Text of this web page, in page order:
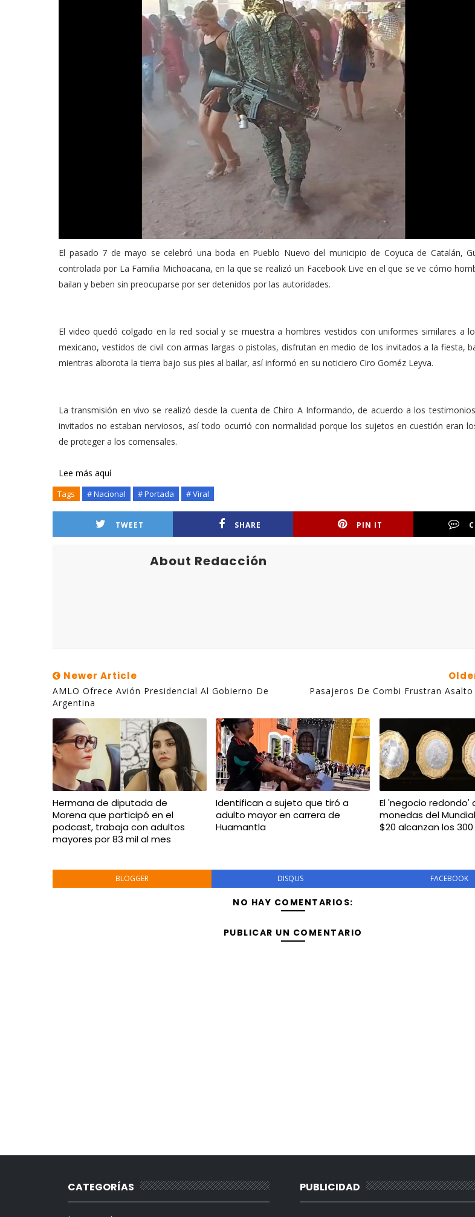
El pasado 7 de mayo se celebró una boda en Pueblo Nuevo del municipio de Coyuca de Catalán,
controlada por La Familia Michoacana, en la que se realizó un Facebook Live en el que se ve cómo
bailan y beben sin preocuparse por ser detenidos por las autoridades.
El video quedó colgado en la red social y se muestra a hombres vestidos con uniformes similares a
mexicano, vestidos de civil con armas largas o pistolas, disfrutan en medio de los invitados a la fiesta,
mientras alborota la tierra bajo sus pies al bailar, así informó en su noticiero Ciro Goméz Leyva.
La transmisión en vivo se realizó desde la cuenta de Chiro A Informando, de acuerdo a los
invitados no estaban nerviosos, así todo ocurrió con normalidad porque los sujetos en cuestión eran
de proteger a los comensales.
Lee más aquí
Tags # Nacional # Portada # Viral
TWEET SHARE PIN IT
About Redacción
Newer Article
AMLO Ofrece Avión Presidencial Al Gobierno De
Argentina
Pasajeros De Combi Frustran Asalto
Hermana de diputada de
Morena que participó en el
podcast, trabaja con adultos
mayores por 83 mil al mes
Identifican a sujeto que tiró a
adulto mayor en carrera de
Huamantla
El 'negocio redondo'
monedas del
$20 alcanzan los
BLOGGER DISQUS FACEBOOK
NO HAY COMENTARIOS:
PUBLICAR UN COMENTARIO
CATEGORÍAS PUBLICIDAD